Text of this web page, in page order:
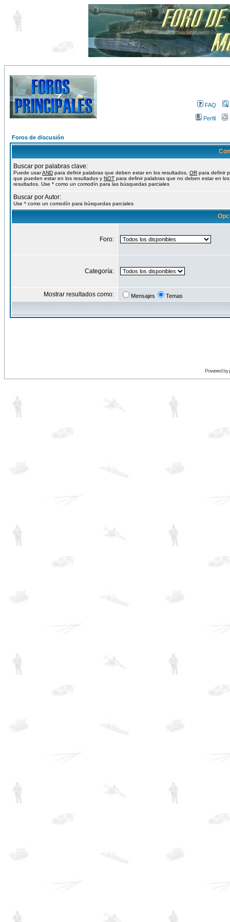
FAQ
Perfil
Foros de discusión
Buscar por palabras clave:
Puede usarAND para definir palabras que deben estar en los resultados, OR para definir
que pueden estar en los resultados y NOT para definir palabras que no deben estar en los
resultados. Use * como un comodín para las búsquedas parciales
Buscar por Autor:
Use * como un comodín para búsquedas parciales
Foro:
Categoría:
Mostrar resultados como: Mensajes Temas
Powered by